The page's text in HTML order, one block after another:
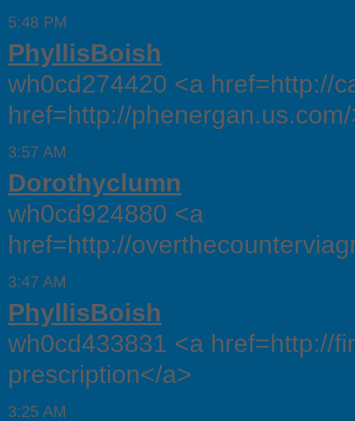
5:48 PM
PhyllisBoish
wh0cd274420 <a href=http://
href=http://
3:57 AM
Dorothyclumn
wh0cd924880 <a
href=http://
3:47 AM
PhyllisBoish
wh0cd433831 <a href=http://
prescription</a>
3:25 AM